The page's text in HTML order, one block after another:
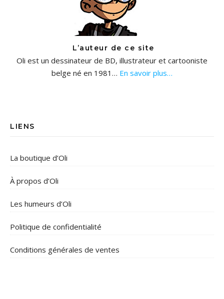
L’auteur de ce site
Oli est un dessinateur de BD, illustrateur et cartooniste
belge né en 1981… En savoir plus…
LIENS
La boutique d’Oli
À propos d’Oli
Les humeurs d’Oli
Politique de confidentialité
Conditions générales de ventes